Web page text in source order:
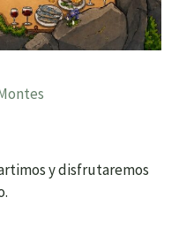
y disfrutaremos